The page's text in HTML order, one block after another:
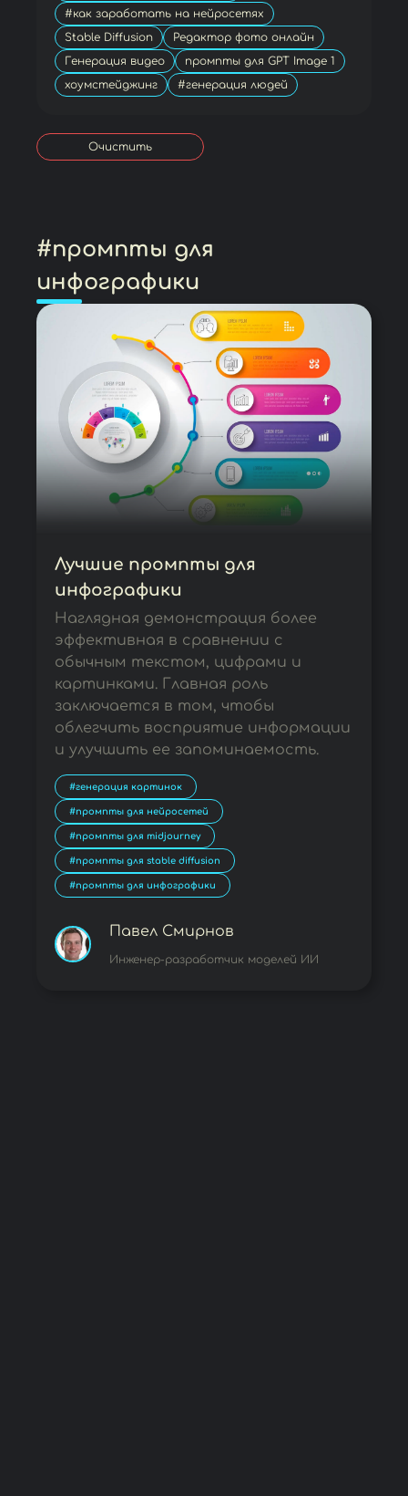
#как заработать на нейросетях
Stable Diffusion
Редактор фото онлайн
Генерация видео
промпты для GPT Image 1
хоумстейджинг
#генерация людей
Очистить
#промпты для
инфографики
Лучшие промпты для
инфографики
Наглядная демонстрация более
эффективная в сравнении с
обычным текстом, цифрами и
картинками. Главная роль
заключается в том, чтобы
облегчить восприятие информации
и улучшить ее запоминаемость.
#генерация картинок
#промпты для нейросетей
#промпты для midjourney
#промпты для stable diffusion
#промпты для инфографики
Павел Смирнов
Инженер-разработчик моделей ИИ